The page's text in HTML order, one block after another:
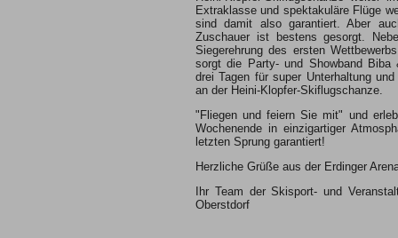
Extraklasse und spektakuläre Flüge
sind damit also garantiert. Aber
Zuschauer ist bestens gesorgt.
Siegerehrung des ersten
sorgt die Party- und Showband
drei Tagen für super Unterhaltung
an der Heini-Klopfer-Skiflugschanze.
"Fliegen und feiern Sie mit" und
Wochenende in einzigartiger
letzten Sprung garantiert!
Herzliche Grüße aus der Erdinger
Ihr Team der Skisport- und
Oberstdorf